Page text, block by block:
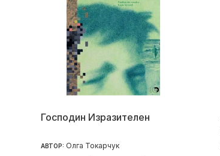
Господин Изразителен
АВТОР: Олга Токарчук